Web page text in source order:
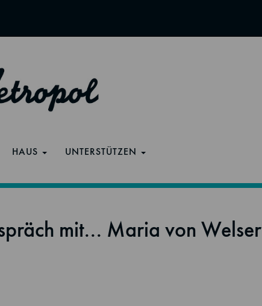
HAUS UNTERSTÜTZEN
mit... Maria von Welser